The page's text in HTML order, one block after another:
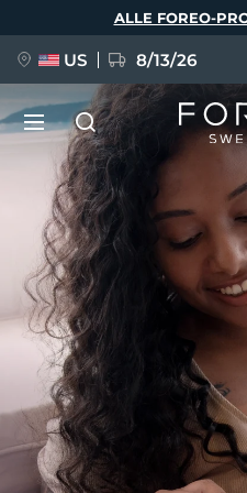
ALLE FOREO-
US 8/13/26
NEU
FAQ™ Pure Beauty-
BREAKING NEWS
issa™ Teeth Whitening
Sprache
English
Français
Italiano
Polski
Svenska
Türkçe
简体中文